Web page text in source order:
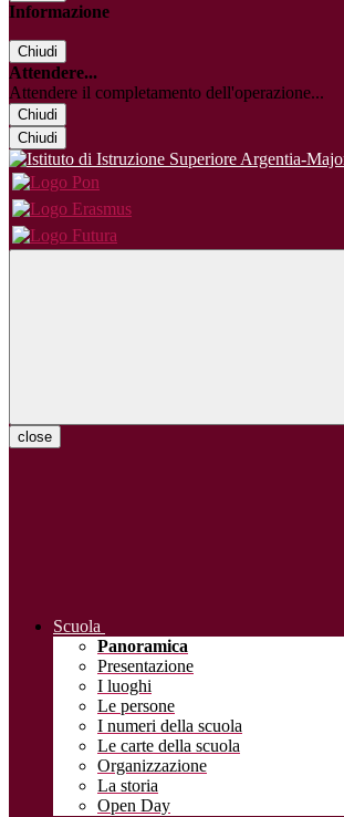
Informazione
Chiudi
Attendere...
Attendere il completamento dell'operazione...
Chiudi
Chiudi
close
Scuola
Panoramica
Presentazione
I luoghi
Le persone
I numeri della scuola
Le carte della scuola
Organizzazione
La storia
Open Day